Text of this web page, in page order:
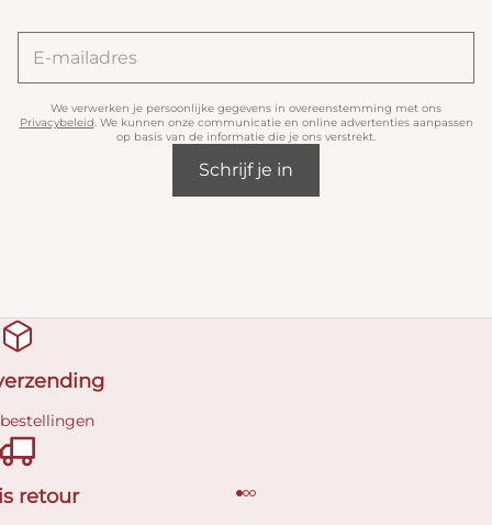
We verwerken je persoonlijke gegevens in overeenstemming met ons
Privacybeleid. We kunnen onze communicatie en online advertenties aanpassen
op basis van de informatie die je ons verstrekt.
Schrijf je in
retour